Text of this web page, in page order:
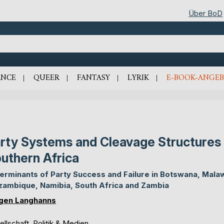
Über BoD
QUEER FANTASY LYRIK E-BOOK-
Systems and Cleavage Structures
Africa
of Party Success and Failure in Botswana,
Namibia, South Africa and Zambia
Langhanns